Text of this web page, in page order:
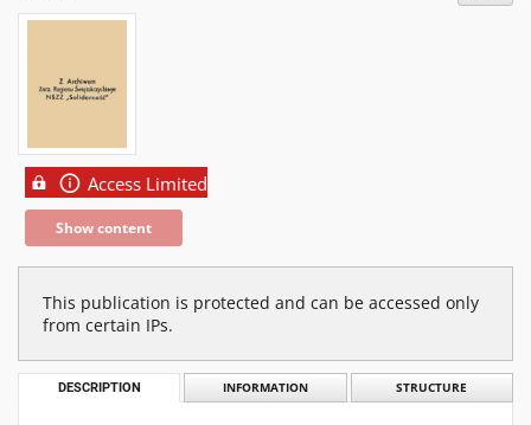
Access Limited
Show content
This publication is protected and can be accessed only
from certain IPs.
DESCRIPTION INFORMATION STRUCTURE